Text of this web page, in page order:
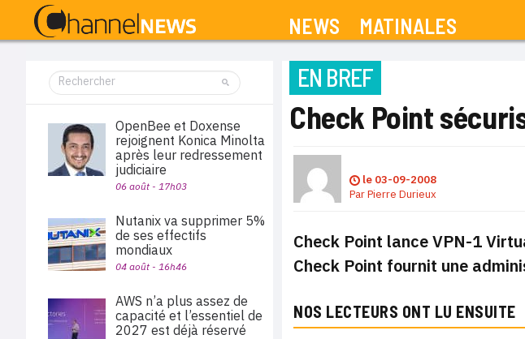
NEWS MATINALES
EN BREF
Check Point
le 03-09-2008
ParPierre Durieux
Check Point lance VPN-1
Check Point fournit une
NOS LECTEURS ONT LU ENSUITE
OpenBee et Doxense
rejoignent Konica Minolta
après leur redressement
judiciaire
06 août - 17h03
Nutanix va supprimer 5%
de ses effectifs
mondiaux
04 août - 16h46
AWS n’a plus assez de
capacité et l’essentiel de
2027 est déjà réservé